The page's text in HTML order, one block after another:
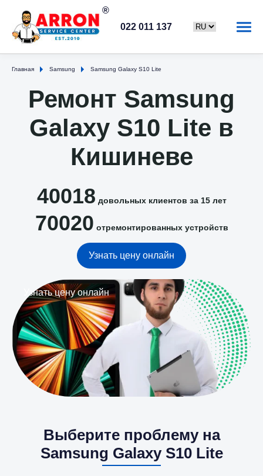
022 011 137
Главная Samsung Samsung Galaxy S10 Lite
Ремонт Samsung
Galaxy S10 Lite в
Кишиневе
40018 довольных клиентов за 15 лет
70020 отремонтированных устройств
Узнать цену онлайн
Узнать цену онлайн
Выберите проблему на
Samsung Galaxy S10 Lite